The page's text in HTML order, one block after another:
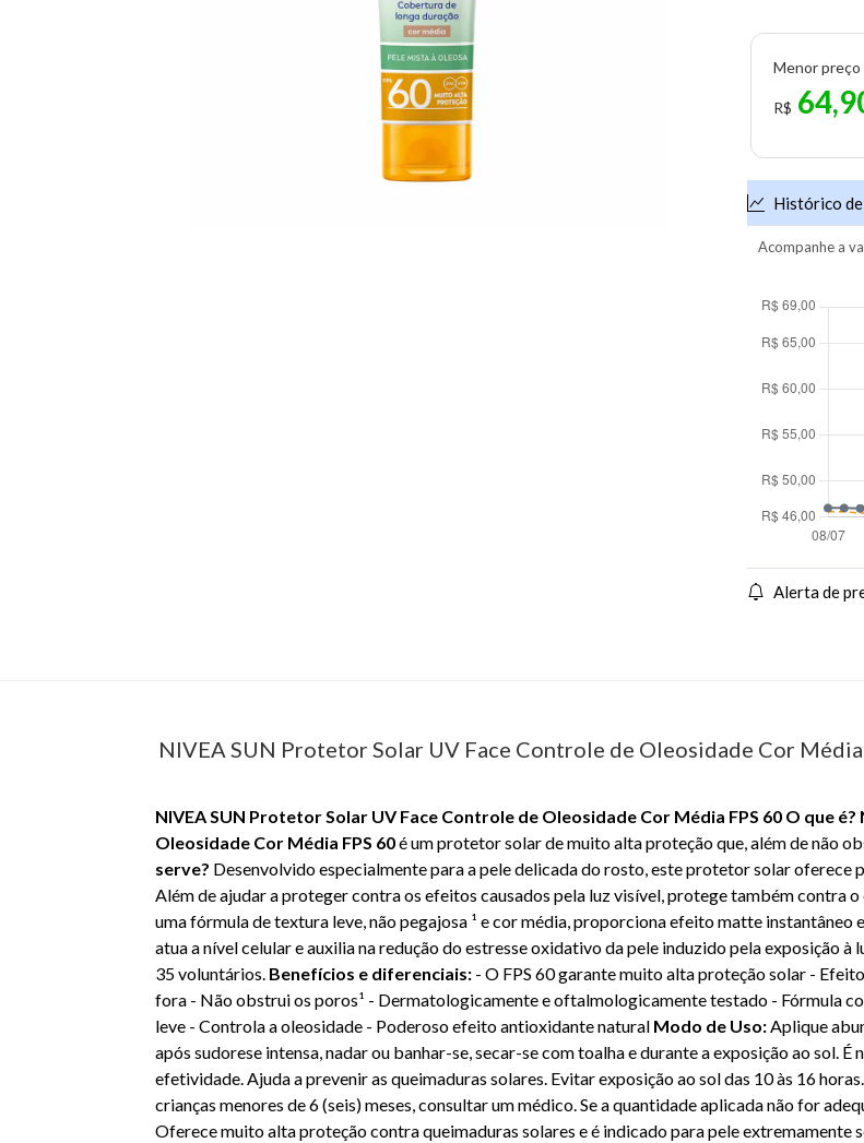
Menor preço
R$
Histórico
Acompanhe a
Alerta de
NIVEA SUN Protetor Solar UV Face Controle de Oleosidade Cor Média
NIVEA SUN Protetor Solar UV Face Controle de Oleosidade Cor Média FPS 60 O que é?
Oleosidade Cor Média FPS 60é um protetor solar de muito alta proteção que, além de não
serve? Desenvolvido especialmente para a pele delicada do rosto, este protetor solar
Além de ajudar a proteger contra os efeitos causados pela luz visível, protege também contra
uma fórmula de textura leve, não pegajosa ¹ e cor média, proporciona efeito matte
atua a nível celular e auxilia na redução do estresse oxidativo da pele induzido pela exposição
35 voluntários. Benefícios e diferenciais: - O FPS 60 garante muito alta proteção solar -
fora - Não obstrui os poros¹ - Dermatologicamente e oftalmologicamente testado - Fórmula
leve - Controla a oleosidade - Poderoso efeito antioxidante natural Modo de Uso: Aplique
após sudorese intensa, nadar ou banhar-se, secar-se com toalha e durante a exposição ao sol.
efetividade. Ajuda a prevenir as queimaduras solares. Evitar exposição ao sol das 10 às 16
crianças menores de 6 (seis) meses, consultar um médico. Se a quantidade aplicada não for
Oferece muito alta proteção contra queimaduras solares e é indicado para pele extremamente